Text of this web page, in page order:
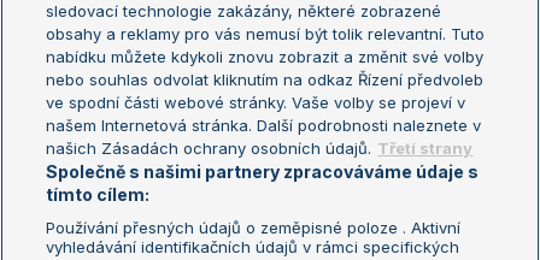
Turnaj mistryň
Aktualní trendy
Fotbalové přestupy
Livesport Daily
LS Prague Open
sledovací technologie zakázány, některé zobrazené
obsahy a reklamy pro vás nemusí být tolik relevantní. Tuto
nabídku můžete kdykoli znovu zobrazit a změnit své volby
nebo souhlas odvolat kliknutím na odkaz Řízení předvoleb
ve spodní části webové stránky. Vaše volby se projeví v
našem Internetová stránka. Další podrobnosti naleznete v
našich Zásadách ochrany osobních údajů. Třetí strany
Společně s našimi partnery zpracováváme údaje s
tímto cílem:
Používání přesných údajů o zeměpisné poloze . Aktivní
vyhledávání identifikačních údajů v rámci specifických